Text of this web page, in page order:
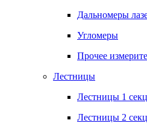
Дальномеры
Угломеры
Прочее
Лестницы
Лестницы 1
Лестницы 2